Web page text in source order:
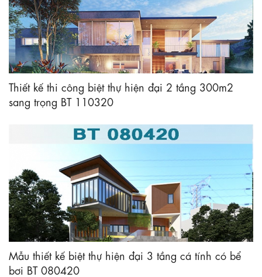
Thiết kế thi công biệt thự hiện đại 2 tầng 300m2
sang trọng BT 110320
Mẫu thiết kế biệt thự hiện đại 3 tầng cá tính có bể
bơi BT 080420